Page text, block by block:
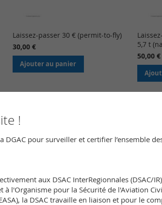
Laissez-passer 30 € (permit-to-fly)
30,00 €
Ajouter au panier
5,7 t
50,00 €
!
DGAC pour surveiller et certifier l’ensemble
aux DSAC InterRegionnales (DSAC/
à l'Organisme pour la Sécurité de l'Aviation
la DSAC travaille en liaison et pour le